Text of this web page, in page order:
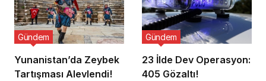
Yunanistan’da Zeybek
Tartışması Alevlendi!
Gündem
23 İlde Dev Operasyon:
405 Gözaltı!
Gündem